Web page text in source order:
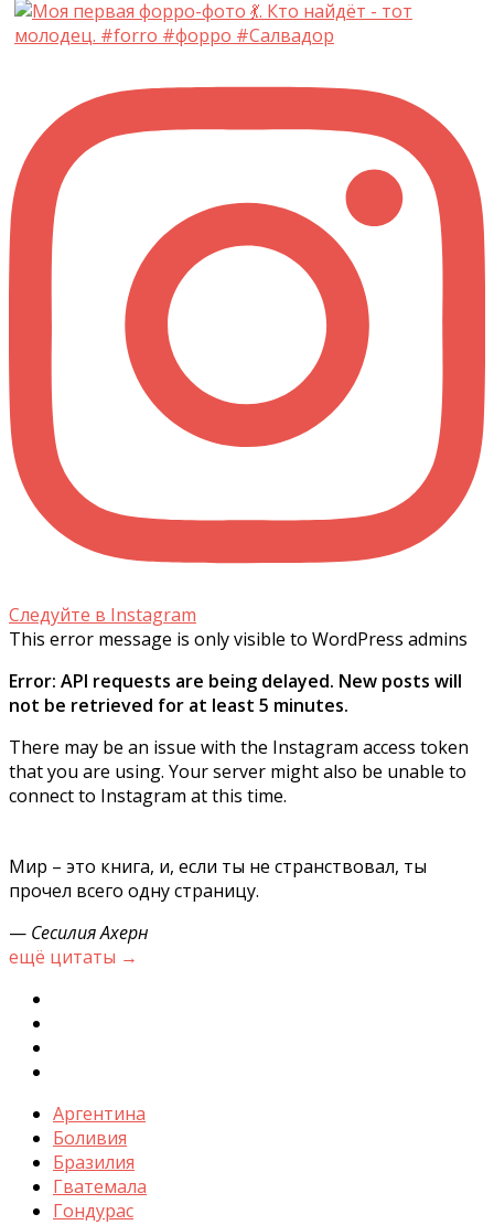
Следуйте в Instagram
This error message is only visible to WordPress admins
Error: API requests are being delayed. New posts will
not be retrieved for at least 5 minutes.
There may be an issue with the Instagram access token
that you are using. Your server might also be unable to
connect to Instagram at this time.
Мир – это книга, и, если ты не странствовал, ты
прочел всего одну страницу.
— Сесилия Ахерн
ещё цитаты →
Аргентина
Боливия
Бразилия
Гватемала
Гондурас